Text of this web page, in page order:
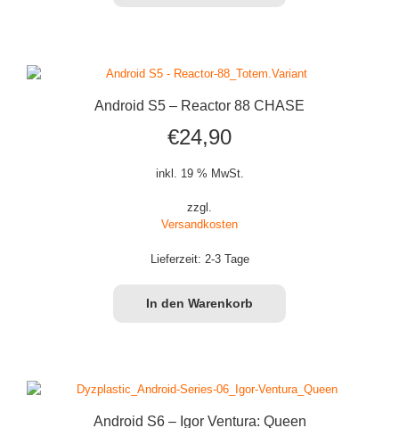
Android S5 – Reactor 88 CHASE
€24,90
inkl. 19 % MwSt.
zzgl.
Versandkosten
Lieferzeit: 2-3 Tage
In den Warenkorb
Android S6 – Igor Ventura: Queen